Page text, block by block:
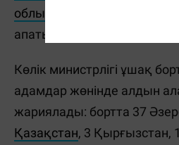
облысының әкімі
апаты болған жерге барды.
Көлік министрлігі ұшақ
адамдар жөнінде алдын
жариялады: бортта 37
Қазақстан, 3 Қырғызстан,